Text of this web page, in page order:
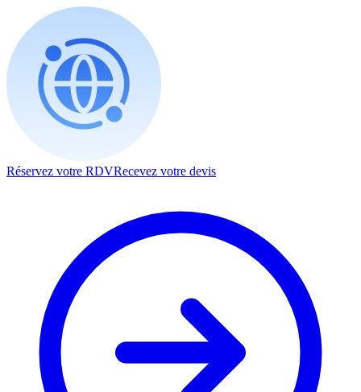
Réservez votre RDVRecevez votre devis